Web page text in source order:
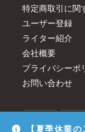
特定商取引に関
ユーザー登録
ライター紹介
会社概要
プライバシーポ
お問い合わせ
【夏季休業の